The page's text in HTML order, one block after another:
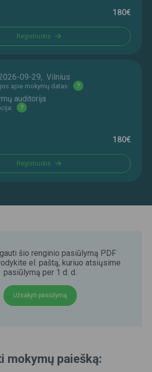
180€
Registruotis
09-29, Vilnius
apie mokymų datas: ?
auditorija
?
180€
Registruotis
šio renginio pasiūlymą PDF
el. paštą, kuriuo atsiųsime
pasiūlymą per 1 d. d.
Užsakyti pasiūlymą
mokymų paiešką: